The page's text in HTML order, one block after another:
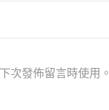
次發佈留言時使用。